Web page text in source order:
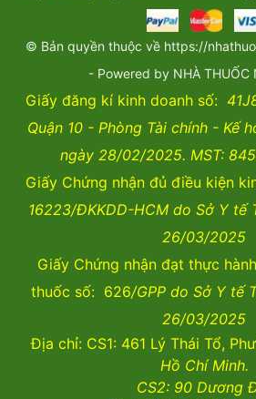
© Bản quyền thuộc về https://
- Powered by NHÀ THUỐC
Giấy đăng kí kinh doanh số:
Quận 10 - Phòng Tài chính - Kế
ngày 28/02/2025. MST:
Giấy Chứng nhận đủ điều kiện
16223/ĐKKDD-HCM do Sở Y tế
26/03/2025
Giấy Chứng nhận đạt thực
thuốc số: 626/GPP do Sở Y tế
26/03/2025
Địa chỉ: CS1: 461 Lý Thái Tổ,
Hồ Chí Minh.
CS2: 90 Dương